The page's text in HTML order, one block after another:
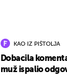
KAO IZ PIŠTOLJA
Dobacila
muž ispalio